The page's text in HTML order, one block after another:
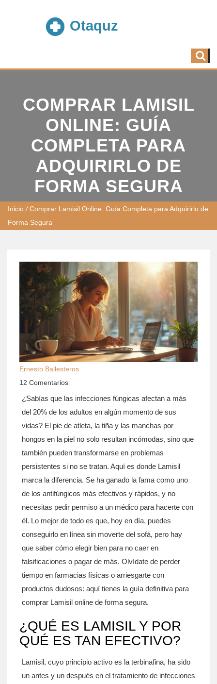
COMPRAR LAMISIL
ONLINE: GUÍA
COMPLETA PARA
ADQUIRIRLO DE
FORMA SEGURA
Inicio /Comprar Lamisil Online: Guía Completa para Adquirirlo de
Forma Segura
Ernesto Ballesteros
12 Comentarios
¿Sabías que las infecciones fúngicas afectan a más
del 20% de los adultos en algún momento de sus
vidas? El pie de atleta, la tiña y las manchas por
hongos en la piel no solo resultan incómodas, sino que
también pueden transformarse en problemas
persistentes si no se tratan. Aquí es donde Lamisil
marca la diferencia. Se ha ganado la fama como uno
de los antifúngicos más efectivos y rápidos, y no
necesitas pedir permiso a un médico para hacerte con
él. Lo mejor de todo es que, hoy en día, puedes
conseguirlo en línea sin moverte del sofá, pero hay
que saber cómo elegir bien para no caer en
falsificaciones o pagar de más. Olvídate de perder
tiempo en farmacias físicas o arriesgarte con
productos dudosos: aquí tienes la guía definitiva para
comprar Lamisil online de forma segura.
¿QUÉ ES LAMISIL Y POR
QUÉ ES TAN EFECTIVO?
Lamisil, cuyo principio activo es la terbinafina, ha sido
un antes y un después en el tratamiento de infecciones